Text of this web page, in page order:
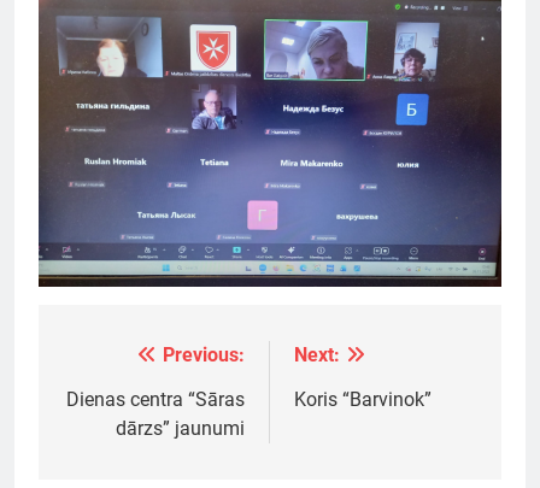
izvēlne
Previous:
Dienas centra “Sāras
dārzs” jaunumi
Next:
Koris “Barvinok”